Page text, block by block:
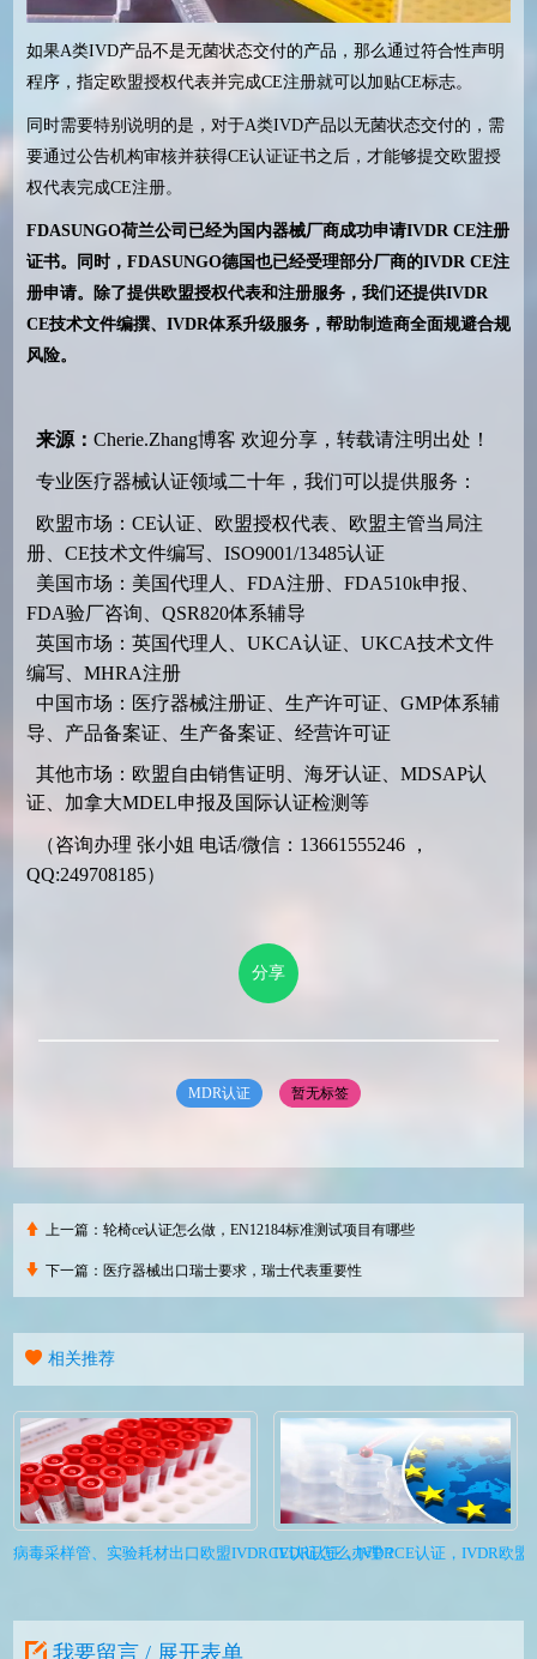
如果A类IVD产品不是无菌状态交付的产品，那么通过符合性声明
程序，指定欧盟授权代表并完成CE注册就可以加贴CE标志。
同时需要特别说明的是，对于A类IVD产品以无菌状态交付的，需
要通过公告机构审核并获得CE认证证书之后，才能够提交欧盟授
权代表完成CE注册。
FDASUNGO荷兰公司已经为国内器械厂商成功申请IVDR CE注册
证书。同时， FDASUNGO德国也已经受理部分厂商的IVDR CE注
册申请。除了提供欧盟授权代表和注册服务，我们还提供IVDR
CE技术文件编撰、IVDR体系升级服务，帮助制造商全面规避合规
风险。
来源： Cherie.Zhang博客 欢迎分享，转载请注明出处！
专业医疗器械认证领域二十年，我们可以提供服务：
欧盟市场：CE认证、欧盟授权代表、欧盟主管当局注
册、CE技术文件编写、ISO9001/13485认证
美国市场：美国代理人、FDA注册、FDA510k申报、
FDA验厂咨询、QSR820体系辅导
英国市场：英国代理人、UKCA认证、UKCA技术文件
编写、MHRA注册
中国市场：医疗器械注册证、生产许可证、GMP体系辅
导、产品备案证、生产备案证、经营许可证
其他市场：欧盟自由销售证明、海牙认证、MDSAP认
证、加拿大MDEL申报及国际认证检测等
（咨询办理 张小姐 电话/微信：13661555246 ，
QQ:249708185）
分享
MDR认证 暂无标签
上一篇：轮椅ce认证怎么做，EN12184标准测试项目有哪些
下一篇：医疗器械出口瑞士要求，瑞士代表重要性
相关推荐
病毒采样管、实验耗材出口欧盟IVDRCE认证怎么办理？
IVDR认证，IVDRCE认证，IVDR欧
我要留言 / 展开表单